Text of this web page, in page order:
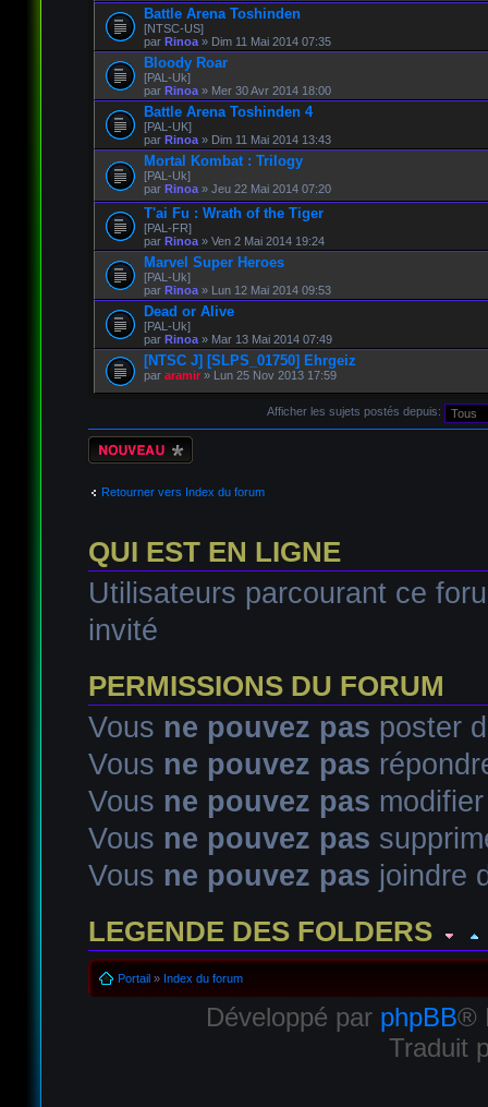
Battle Arena Toshinden
[NTSC-US]
par Rinoa» Dim 11 Mai 2014 07:35
Bloody Roar
[PAL-Uk]
par Rinoa» Mer 30 Avr 2014 18:00
Battle Arena Toshinden 4
[PAL-UK]
par Rinoa» Dim 11 Mai 2014 13:43
Mortal Kombat : Trilogy
[PAL-Uk]
par Rinoa» Jeu 22 Mai 2014 07:20
T'ai Fu : Wrath of the Tiger
[PAL-FR]
par Rinoa» Ven 2 Mai 2014 19:24
Marvel Super Heroes
[PAL-Uk]
par Rinoa» Lun 12 Mai 2014 09:53
Dead or Alive
[PAL-Uk]
par Rinoa» Mar 13 Mai 2014 07:49
[NTSC J] [SLPS_01750] Ehrgeiz
par aramir» Lun 25 Nov 2013 17:59
Afficher les sujets postés depuis:
Écrire un nouveau
sujet
Retourner vers Index du forum
QUI EST EN LIGNE
Utilisateurs parcourant ce
invité
PERMISSIONS DU FORUM
Vous ne pouvez pas poster
Vous ne pouvez pas
Vous ne pouvez pas
Vous ne pouvez pas
Vous ne pouvez pas joindre
LEGENDE DES FOLDERS
Sujet lu fermé Sujet lu fermé dans
Sujet
Portail» Index du forum
Développé par phpBB®
Traduit